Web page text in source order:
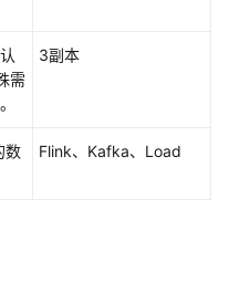
需
3副本
数
Flink、Kafka、Load